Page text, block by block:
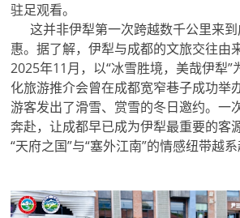
驻足观看。
这并非伊犁第一次跨越数千公里来到
惠。据了解，伊犁与成都的文旅交往由
2025年11月，以“冰雪胜境，美哉伊犁”
化旅游推介会曾在成都宽窄巷子成功举
游客发出了滑雪、赏雪的冬日邀约。一
奔赴，让成都早已成为伊犁最重要的客
“天府之国”与“塞外江南”的情感纽带越系